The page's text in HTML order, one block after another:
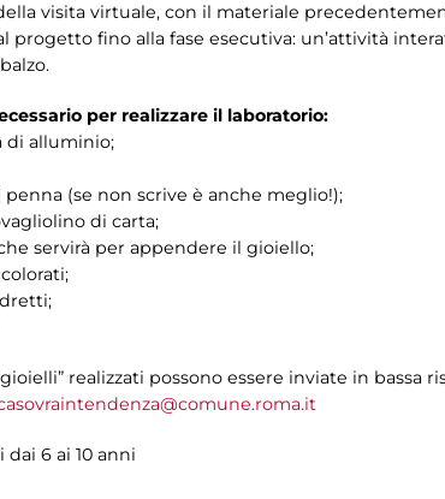
visita virtuale, con il materiale
progetto fino alla fase esecutiva: un’attività
per realizzare il laboratorio:
di alluminio;
penna (se non scrive è anche meglio!);
di carta;
servirà per appendere il gioiello;
realizzati possono essere inviate in bassa
6 ai 10 anni